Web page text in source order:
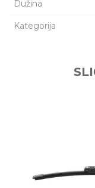
Dužina
Kategorija